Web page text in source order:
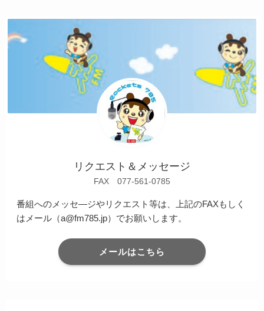
リクエスト＆メッセージ
FAX 077-561-0785
番組へのメッセ―ジやリクエスト等は、上記のFAXもしく
はメール（a@fm785.jp）でお願いします。
メールはこちら